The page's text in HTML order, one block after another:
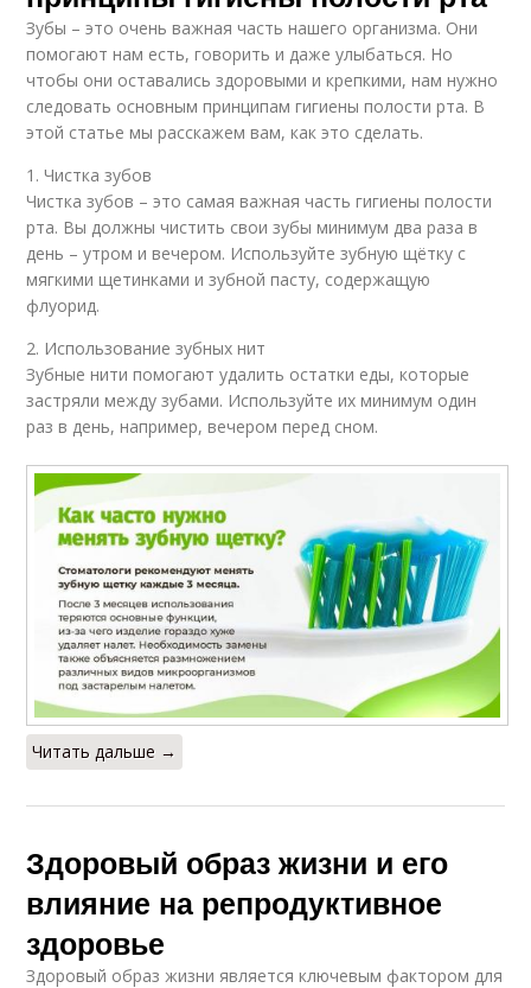
Зубы – это очень важная часть нашего организма. Они
помогают нам есть, говорить и даже улыбаться. Но
чтобы они оставались здоровыми и крепкими, нам нужно
следовать основным принципам гигиены полости рта. В
этой статье мы расскажем вам, как это сделать.
1. Чистка зубов
Чистка зубов – это самая важная часть гигиены полости
рта. Вы должны чистить свои зубы минимум два раза в
день – утром и вечером. Используйте зубную щётку с
мягкими щетинками и зубной пасту, содержащую
флуорид.
2. Использование зубных нит
Зубные нити помогают удалить остатки еды, которые
застряли между зубами. Используйте их минимум один
раз в день, например, вечером перед сном.
Читать дальше →
Здоровый образ жизни и его
влияние на репродуктивное
здоровье
Здоровый образ жизни является ключевым фактором для